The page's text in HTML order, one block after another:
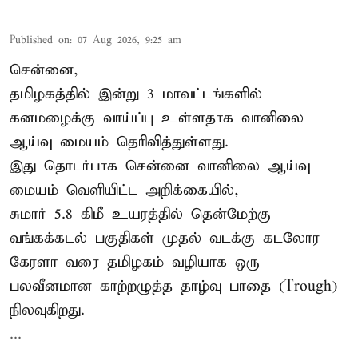
Published on: 07 Aug 2026, 9:25 am
சென்னை,
தமிழகத்தில் இன்று 3 மாவட்டங்களில்
கனமழைக்கு வாய்ப்பு உள்ளதாக வானிலை
ஆய்வு மையம் தெரிவித்துள்ளது.
இது தொடர்பாக சென்னை வானிலை ஆய்வு
மையம் வெளியிட்ட அறிக்கையில்,
சுமார் 5.8 கிமீ உயரத்தில் தென்மேற்கு
வங்கக்கடல் பகுதிகள் முதல் வடக்கு கடலோர
கேரளா வரை தமிழகம் வழியாக ஒரு
பலவீனமான காற்றழுத்த தாழ்வு பாதை (Trough)
நிலவுகிறது.
...